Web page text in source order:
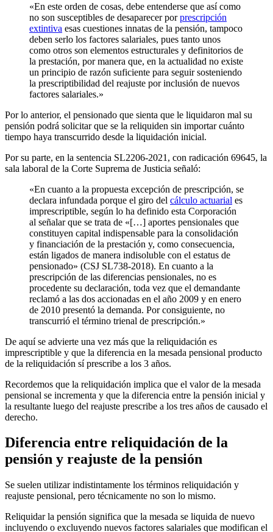
«En este orden de cosas, debe entenderse que así como
no son susceptibles de desaparecer porprescripción
extintiva esas cuestiones innatas de la pensión, tampoco
deben serlo los factores salariales, pues tanto unos
como otros son elementos estructurales y definitorios de
la prestación, por manera que, en la actualidad no existe
un principio de razón suficiente para seguir sosteniendo
la prescriptibilidad del reajuste por inclusión de nuevos
factores salariales.»
Por lo anterior, el pensionado que sienta que le liquidaron mal su
pensión podrá solicitar que se la reliquiden sin importar cuánto
tiempo haya transcurrido desde la liquidación inicial.
Por su parte, en la sentencia SL2206-2021, con radicación 69645, la
sala laboral de la Corte Suprema de Justicia señaló:
«En cuanto a la propuesta excepción de prescripción, se
declara infundada porque el giro del cálculo actuarial es
imprescriptible, según lo ha definido esta Corporación
al señalar que se trata de «[…] aportes pensionales que
constituyen capital indispensable para la consolidación
y financiación de la prestación y, como consecuencia,
están ligados de manera indisoluble con el estatus de
pensionado» (CSJ SL738-2018). En cuanto a la
prescripción de las diferencias pensionales, no es
procedente su declaración, toda vez que el demandante
reclamó a las dos accionadas en el año 2009 y en enero
de 2010 presentó la demanda. Por consiguiente, no
transcurrió el término trienal de prescripción.»
De aquí se advierte una vez más que la reliquidación es
imprescriptible y que la diferencia en la mesada pensional producto
de la reliquidación sí prescribe a los 3 años.
Recordemos que la reliquidación implica que el valor de la mesada
pensional se incrementa y que la diferencia entre la pensión inicial y
la resultante luego del reajuste prescribe a los tres años de causado el
derecho.
Diferencia entre reliquidación de la
pensión y reajuste de la pensión
Se suelen utilizar indistintamente los términos reliquidación y
reajuste pensional, pero técnicamente no son lo mismo.
Reliquidar la pensión significa que la mesada se liquida de nuevo
incluyendo o excluyendo nuevos factores salariales que modifican el